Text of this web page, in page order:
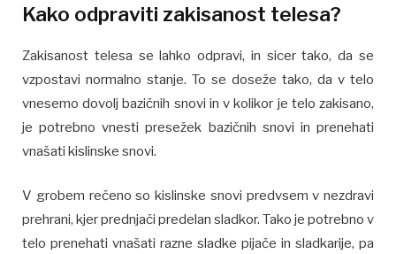
Kako odpraviti zakisanost telesa?
Zakisanost telesa se lahko odpravi, in sicer tako, da se
vzpostavi normalno stanje. To se doseže tako, da v telo
vnesemo dovolj bazičnih snovi in v kolikor je telo zakisano,
je potrebno vnesti presežek bazičnih snovi in prenehati
vnašati kislinske snovi.
V grobem rečeno so kislinske snovi predvsem v nezdravi
prehrani, kjer prednjači predelan sladkor. Tako je potrebno v
telo prenehati vnašati razne sladke pijače in sladkarije, pa